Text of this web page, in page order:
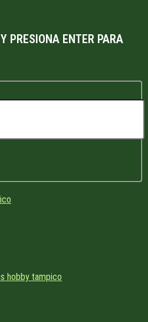
PRESIONA ENTER PARA